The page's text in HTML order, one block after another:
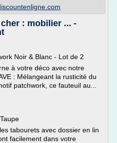
: mobilier ... -
Noir & Blanc - Lot de 2
à votre déco avec notre
: Mélangeant la rusticité du
patchwork, ce fauteuil au...
tabourets avec dossier en lin
facilement dans votre